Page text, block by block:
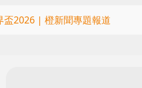
盃2026 | 橙新聞專題報道